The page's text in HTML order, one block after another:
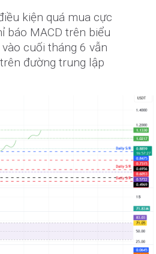
kiện quá mua cực
báo MACD trên biểu
cuối tháng 6 vẫn
đường trung lập